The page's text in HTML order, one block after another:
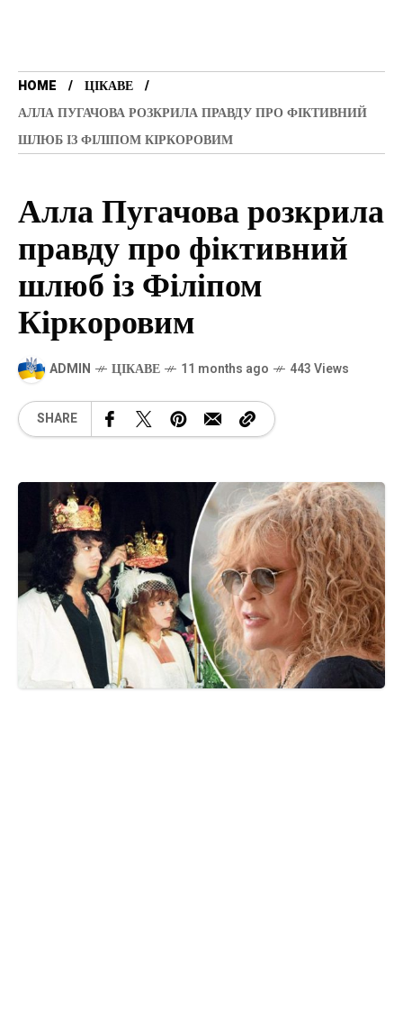
HOME
ЦІКАВЕ
АЛЛА ПУГАЧОВА РОЗКРИЛА ПРАВДУ ПРО ФІКТИВНИЙ
ШЛЮБ ІЗ ФІЛІПОМ КІРКОРОВИМ
Алла Пугачова розкрила
правду про фіктивний
шлюб із Філіпом
Кіркоровим
ADMIN ЦІКАВЕ 11 months ago 443 Views
SHARE